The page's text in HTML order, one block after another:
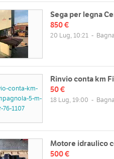
Sega per legna
850 €
20 Lug, 10:21 -
Rinvio conta km
50 €
18 Lug, 19:00 -
Motore idraulico
500 €